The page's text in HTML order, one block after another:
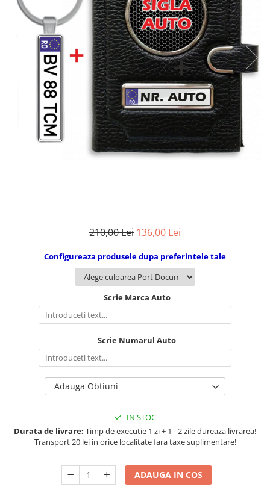
Tablou Aluminiu
Tablouri auto
Calendare Personalizate
Ceas Personalizat
210,00 Lei 136,00 Lei
Configureaza produsele dupa preferintele tale
Scrie Marca Auto
Scrie Numarul Auto
Adauga Obtiuni
IN STOC
Durata de livrare: Timp de executie 1 zi + 1 - 2 zile dureaza livrarea!
Transport 20 lei in orice localitate fara taxe suplimentare!
ADAUGA IN COS